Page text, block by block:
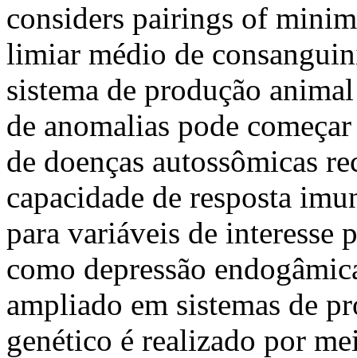
considers pairings of
limiar médio de
sistema de produção
de anomalias pode
de doenças autossômicas
capacidade de resposta
para variáveis ​​de
como depressão
ampliado em sistemas de
genético é realizado por